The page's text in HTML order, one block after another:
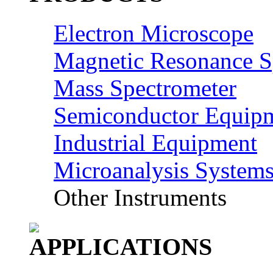
Electron Microscope
Magnetic Resonance
Mass Spectrometer
Semiconductor
Industrial Equipment
Microanalysis
Other Instruments